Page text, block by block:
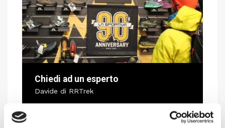
Chiedi ad un esperto
Davide di RRTrek